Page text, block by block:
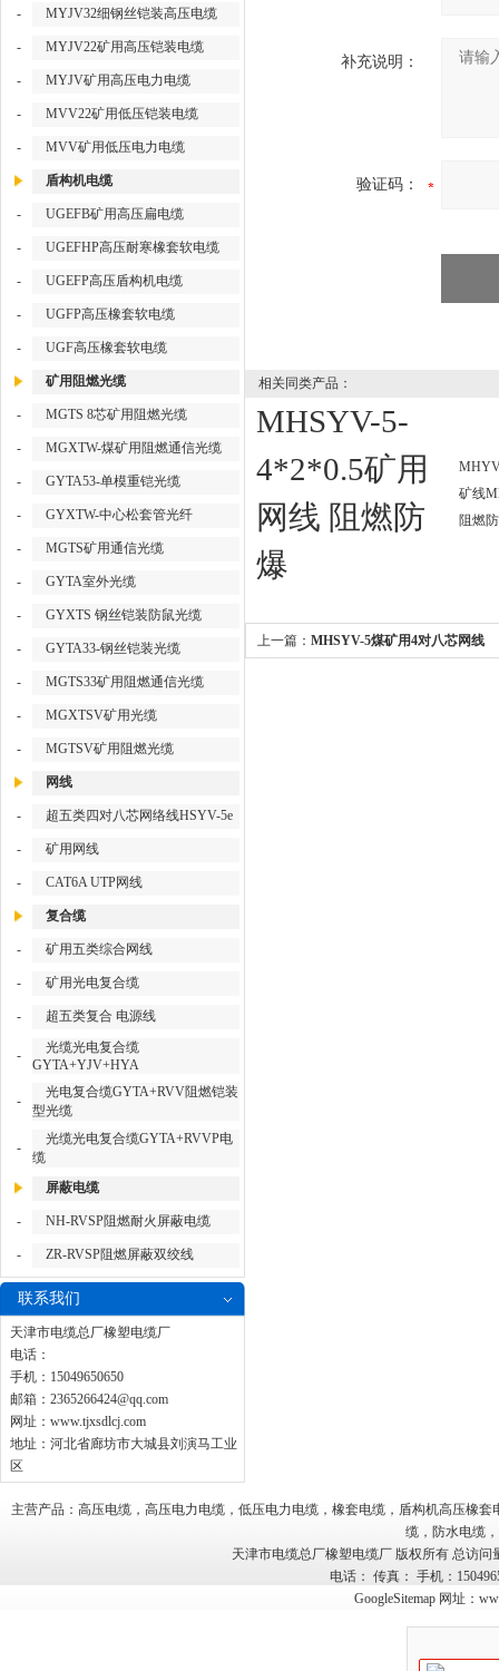
- MYJV32细钢丝铠装高压电缆
- MYJV22矿用高压铠装电缆
- MYJV矿用高压电力电缆
- MVV22矿用低压铠装电缆
- MVV矿用低压电力电缆
盾构机电缆
- UGEFB矿用高压扁电缆
- UGEFHP高压耐寒橡套软电缆
- UGEFP高压盾构机电缆
- UGFP高压橡套软电缆
- UGF高压橡套软电缆
矿用阻燃光缆
- MGTS 8芯矿用阻燃光缆
- MGXTW-煤矿用阻燃通信光缆
- GYTA53-单模重铠光缆
- GYXTW-中心松套管光纤
- MGTS矿用通信光缆
- GYTA室外光缆
- GYXTS 钢丝铠装防鼠光缆
- GYTA33-钢丝铠装光缆
- MGTS33矿用阻燃通信光缆
- MGXTSV矿用光缆
- MGTSV矿用阻燃光缆
网线
- 超五类四对八芯网络线HSYV-5e
- 矿用网线
- CAT6A UTP网线
复合缆
- 矿用五类综合网线
- 矿用光电复合缆
- 超五类复合 电源线
-
光缆光电复合缆
GYTA+YJV+HYA
-
光电复合缆GYTA+RVV阻燃铠装
型光缆
-
光缆光电复合缆GYTA+RVVP电
缆
屏蔽电缆
- NH-RVSP阻燃耐火屏蔽电缆
- ZR-RVSP阻燃屏蔽双绞线
联系我们
天津市电缆总厂橡塑电缆厂
电话：
手机：15049650650
邮箱： 2365266424@qq.com
网址： www.tjxsdlcj.com
地址：河北省廊坊市大城县刘演马工业
区
补充说明：
验证码：
相关同类产品：
MHSYV-5-
4*2*0.5矿用
网线 阻燃防
爆
矿线
阻燃
上一篇： MHSYV-5煤矿用4对八芯网线
主营产品：高压电缆，高压电力电缆，低压电力电缆，橡套电缆，盾构机高压橡
缆，防水电缆
天津市电缆总厂橡塑电缆厂 版权所有 总访问
电话： 传真： 手机：
GoogleSitemap网址：